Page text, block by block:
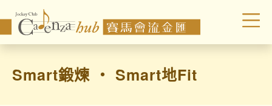
Smart鍛煉 ‧ Smart地Fit